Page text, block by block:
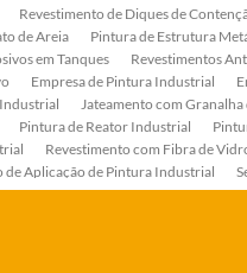
Revestimento de Diques de
de Areia Pintura de Estrutura
em Tanques Revestimentos
Empresa de Pintura Industrial
Jateamento com Granalha
Pintura de Reator Industrial
Revestimento com Fibra de
de Aplicação de Pintura Industrial
Serviço de Pintura de